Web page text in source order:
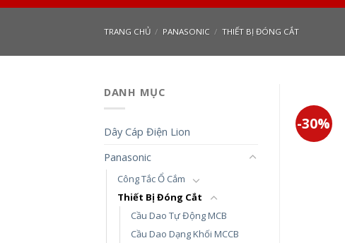
TRANG CHỦ / PANASONIC / THIẾT BỊ ĐÓNG CẮT
DANH MỤC
Dây Cáp Điện Lion
Panasonic
Công Tắc Ổ Cắm
Thiết Bị Đóng Cắt
Cầu Dao Tự Động MCB
Cầu Dao Dạng Khối MCCB
-30%